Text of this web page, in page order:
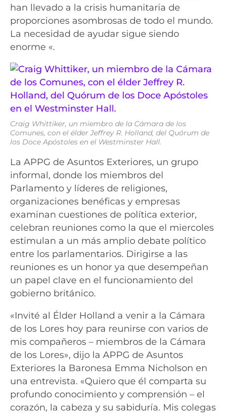
han llevado a la crisis humanitaria de
proporciones asombrosas de todo el mundo.
La necesidad de ayudar sigue siendo
enorme «.
Craig Whittiker, un miembro de la Cámara de los
Comunes, con el élder Jeffrey R. Holland, del Quórum de
los Doce Apóstoles en el Westminster Hall.
La APPG de Asuntos Exteriores, un grupo
informal, donde los miembros del
Parlamento y líderes de religiones,
organizaciones benéficas y empresas
examinan cuestiones de política exterior,
celebran reuniones como la que el miercoles
estimulan a un más amplio debate político
entre los parlamentarios. Dirigirse a las
reuniones es un honor ya que desempeñan
un papel clave en el funcionamiento del
gobierno británico.
«Invité al Élder Holland a venir a la Cámara
de los Lores hoy para reunirse con varios de
mis compañeros – miembros de la Cámara
de los Lores», dijo la APPG de Asuntos
Exteriores la Baronesa Emma Nicholson en
una entrevista. «Quiero que él comparta su
profundo conocimiento y comprensión – el
corazón, la cabeza y su sabiduría. Mis colegas